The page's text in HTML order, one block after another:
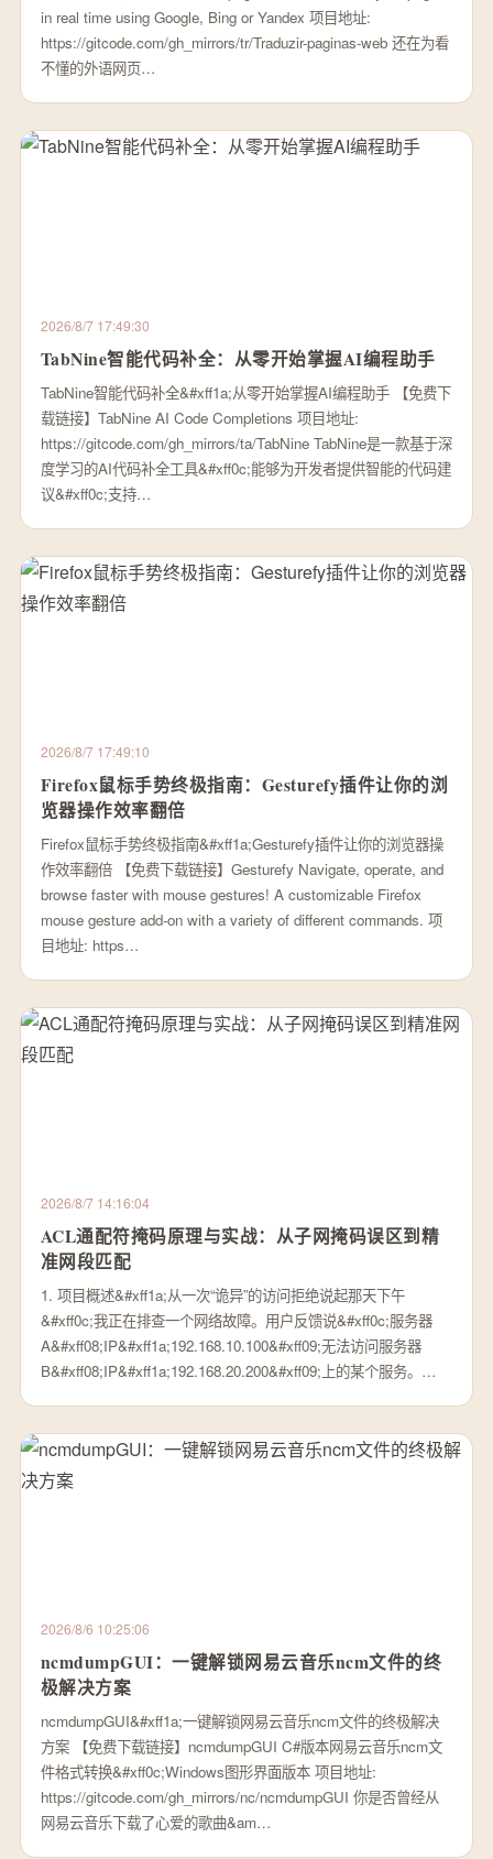
in real time using Google, Bing or Yandex 项目地址:
https://gitcode.com/gh_mirrors/tr/Traduzir-paginas-web 还在为看
不懂的外语网页…
2026/8/7 17:49:30
TabNine智能代码补全：从零开始掌握AI编程助手
TabNine智能代码补全&#xff1a;从零开始掌握AI编程助手 【免费下
载链接】TabNine AI Code Completions 项目地址:
https://gitcode.com/gh_mirrors/ta/TabNine TabNine是一款基于深
度学习的AI代码补全工具&#xff0c;能够为开发者提供智能的代码建
议&#xff0c;支持…
2026/8/7 17:49:10
Firefox鼠标手势终极指南：Gesturefy插件让你的浏
览器操作效率翻倍
Firefox鼠标手势终极指南&#xff1a;Gesturefy插件让你的浏览器操
作效率翻倍 【免费下载链接】Gesturefy Navigate, operate, and
browse faster with mouse gestures! A customizable Firefox
mouse gesture add-on with a variety of different commands. 项
目地址: https…
2026/8/7 14:16:04
ACL通配符掩码原理与实战：从子网掩码误区到精
准网段匹配
1. 项目概述&#xff1a;从一次“诡异”的访问拒绝说起那天下午
&#xff0c;我正在排查一个网络故障。用户反馈说&#xff0c;服务器
A&#xff08;IP&#xff1a;192.168.10.100&#xff09;无法访问服务器
B&#xff08;IP&#xff1a;192.168.20.200&#xff09;上的某个服务。…
2026/8/6 10:25:06
ncmdumpGUI：一键解锁网易云音乐ncm文件的终
极解决方案
ncmdumpGUI&#xff1a;一键解锁网易云音乐ncm文件的终极解决
方案 【免费下载链接】ncmdumpGUI C#版本网易云音乐ncm文
件格式转换&#xff0c;Windows图形界面版本 项目地址:
https://gitcode.com/gh_mirrors/nc/ncmdumpGUI 你是否曾经从
网易云音乐下载了心爱的歌曲&am…